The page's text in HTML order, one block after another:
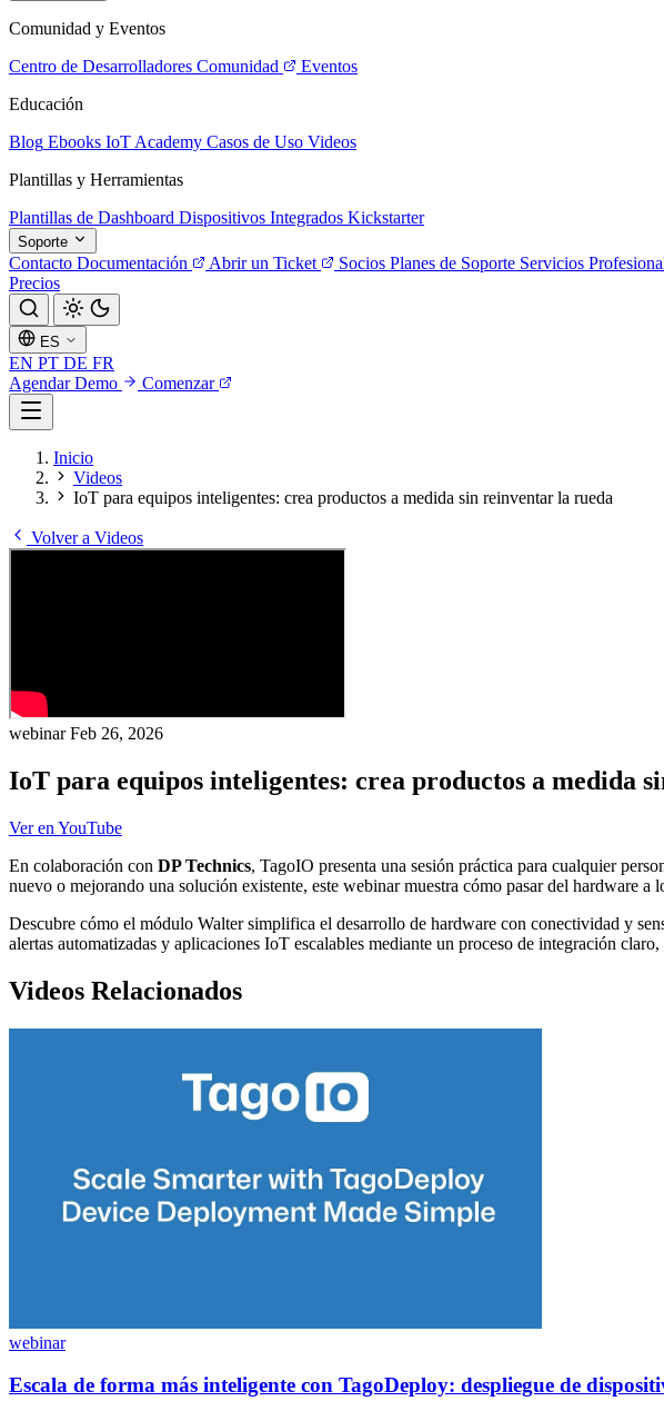
Comunidad y Eventos
Centro de Desarrolladores Comunidad
Eventos
Educación
Blog Ebooks IoT Academy Casos de Uso Videos
Plantillas y Herramientas
Plantillas de Dashboard Dispositivos Integrados Kickstarter
Soporte
Contacto Documentación Abrir un Ticket Socios Planes de Soporte Servicios
Precios
ES
EN PT DE FR
Agendar Demo
Comenzar
Inicio
Videos
IoT para equipos inteligentes: crea productos a medida sin reinventar la rueda
Volver a Videos
webinarFeb 26, 2026
IoT para equipos inteligentes: crea productos a medida
Ver en YouTube
En colaboración con DP Technics, TagoIO presenta una sesión práctica para cualquier
nuevo o mejorando una solución existente, este webinar muestra cómo pasar del hardware
Descubre cómo el módulo Walter simplifica el desarrollo de hardware con conectividad y
alertas automatizadas y aplicaciones IoT escalables mediante un proceso de integración claro,
Videos Relacionados
webinar
Escala de forma más inteligente con TagoDeploy: despliegue de